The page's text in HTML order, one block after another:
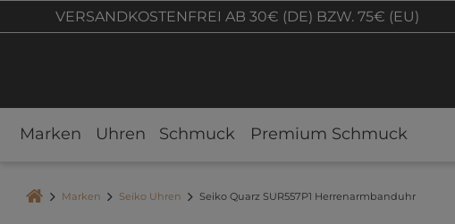
VERSANDKOSTENFREI AB 30€ (DE) BZW. 75€ (EU)
Marken Uhren Schmuck Premium Schmuck
Marken Seiko Uhren Seiko Quarz SUR557P1 Herrenarmbanduhr